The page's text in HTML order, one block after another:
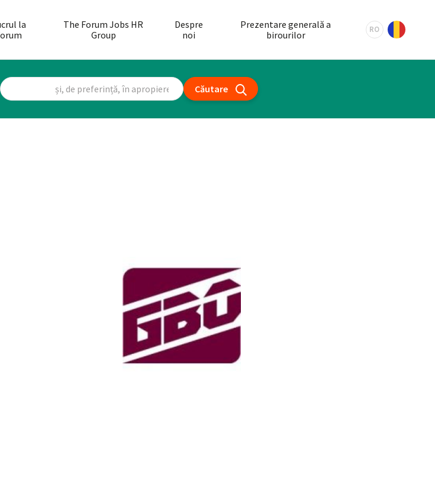
la
The Forum Jobs HR
Group
Despre
noi
Prezentare generală a
birourilor
RO
Căutare